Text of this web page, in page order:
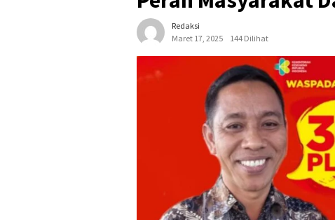
Redaksi
Maret 17, 2025
144 Dilihat